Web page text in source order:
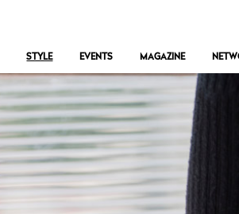
STYLE EVENTS MAGAZINE